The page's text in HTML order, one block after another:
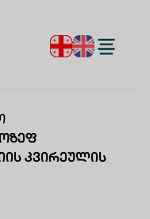
Კვირეულის